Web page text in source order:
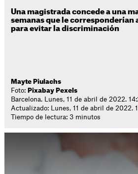
Una magistrada concede a una
semanas que le
para evitar la discriminación
Mayte Piulachs
Foto: Pixabay Pexels
Barcelona. Lunes, 11 de abril de 2022.
Actualizado: Lunes, 11 de abril de 2022.
Tiempo de lectura: 3 minutos